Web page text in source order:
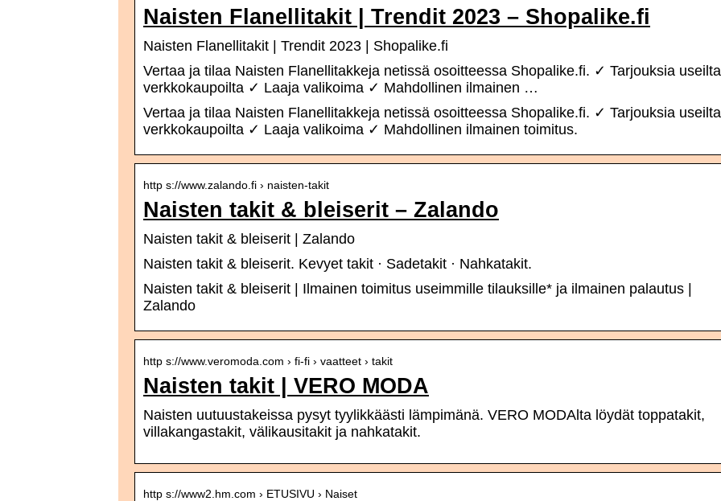
Naisten Flanellitakit | Trendit 2023 – Shopalike.fi
Naisten Flanellitakit | Trendit 2023 | Shopalike.fi
Vertaa ja tilaa Naisten Flanellitakkeja netissä osoitteessa Shopalike.fi. ✓ Tarjouksia useilta
verkkokaupoilta ✓ Laaja valikoima ✓ Mahdollinen ilmainen …
Vertaa ja tilaa Naisten Flanellitakkeja netissä osoitteessa Shopalike.fi. ✓ Tarjouksia useilta
verkkokaupoilta ✓ Laaja valikoima ✓ Mahdollinen ilmainen toimitus.
http s://www.zalando.fi › naisten-takit
Naisten takit & bleiserit – Zalando
Naisten takit & bleiserit | Zalando
Naisten takit & bleiserit. Kevyet takit · Sadetakit · Nahkatakit.
Naisten takit & bleiserit | Ilmainen toimitus useimmille tilauksille* ja ilmainen palautus |
Zalando
http s://www.veromoda.com › fi-fi › vaatteet › takit
Naisten takit | VERO MODA
Naisten uutuustakeissa pysyt tyylikkäästi lämpimänä. VERO MODAlta löydät toppatakit,
villakangastakit, välikausitakit ja nahkatakit.
http s://www2.hm.com › ETUSIVU › Naiset